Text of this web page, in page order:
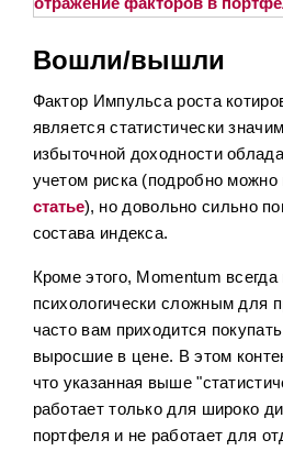
Вошли/вышли
Фактор Импульса роста
является статистически
избыточной доходности
учетом риска (подробно можно
статье), но довольно сильно
состава индекса.
Кроме этого, Momentum всегда
психологически сложным для
часто вам приходится
выросшие в цене. В этом
что указанная выше
работает только для широко
портфеля и не работает для